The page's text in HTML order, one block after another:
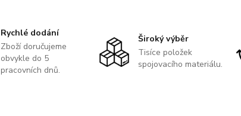
Rychlé dodání
Zboží doručujeme
obvykle do 5
pracovních dnů.
Široký výběr
Tisíce položek
spojovacího materiálu.